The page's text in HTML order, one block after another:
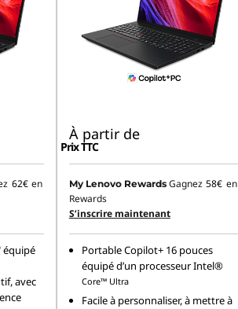
62€ en
équipé
avec
À partir de
Prix TTC
My Lenovo Rewards Gagnez 58€ en
Rewards
S’inscrire maintenant
Portable Copilot+ 16 pouces
équipé d’un processeur Intel®
Core™ Ultra
Facile à personnaliser, à mettre à